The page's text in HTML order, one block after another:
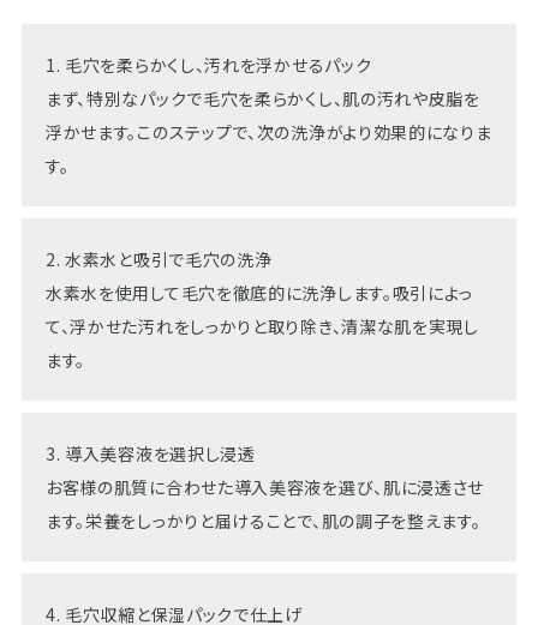
1. 毛穴を柔らかくし、汚れを浮かせるパック
まず、特別なパックで毛穴を柔らかくし、肌の汚れや皮脂を
浮かせます。このステップで、次の洗浄がより効果的になりま
す。
2. 水素水と吸引で毛穴の洗浄
水素水を使用して毛穴を徹底的に洗浄します。吸引によっ
て、浮かせた汚れをしっかりと取り除き、清潔な肌を実現し
ます。
3. 導入美容液を選択し浸透
お客様の肌質に合わせた導入美容液を選び、肌に浸透させ
ます。栄養をしっかりと届けることで、肌の調子を整えます。
​​​​​​4. 毛穴収縮と保湿パックで仕上げ​​​​​​​